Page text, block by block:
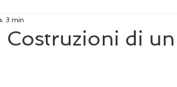
Costruzioni di
3 min